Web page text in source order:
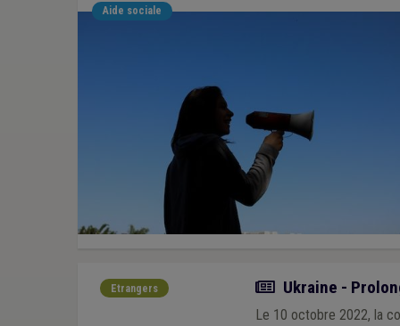
Aide sociale
Etrangers Actualité
Ukraine -
Le 10 octobre 2022, la